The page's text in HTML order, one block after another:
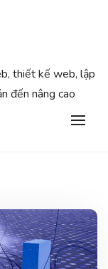
thiết kế web, lập
đến nâng cao